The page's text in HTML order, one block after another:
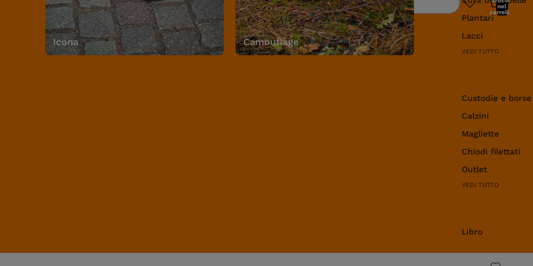
Icona Camouflage
Plantari
Lacci
VEDI TUTTO
Custodie e
Calzini
Magliette
Chiodi filettati
Outlet
VEDI TUTTO
Libro
Ricerca
nel
carrello: